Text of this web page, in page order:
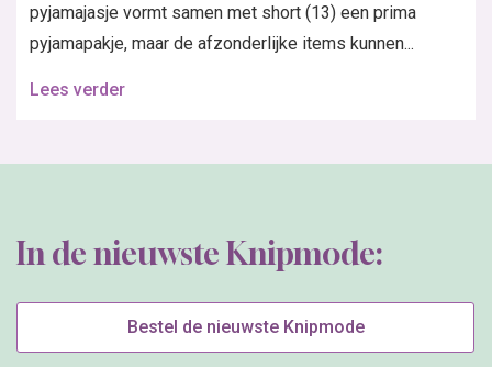
pyjamajasje vormt samen met short (13) een prima
pyjamapakje, maar de afzonderlijke items kunnen...
Lees verder
In de nieuwste Knipmode:
Bestel de nieuwste Knipmode